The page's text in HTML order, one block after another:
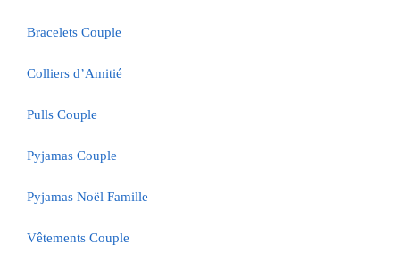
Bracelets Couple
Colliers d’Amitié
Pulls Couple
Pyjamas Couple
Pyjamas Noël Famille
Vêtements Couple